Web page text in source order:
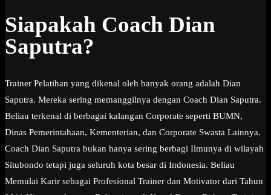
Siapakah Coach Dian
Saputra?
Trainer Pelatihan yang dikenal oleh banyak orang adalah Dian
Saputra. Mereka sering memanggilnya dengan Coach Dian Saputra.
Beliau terkenal di berbagai kalangan Corporate seperti BUMN,
Dinas Pemerintahaan, Kementerian, dan Corporate Swasta Lainnya.
Coach Dian Saputra bukan hanya sering berbagi Ilmunya di wilayah
Situbondo tetapi juga seluruh kota besar di Indonesia. Beliau
Memulai Karir sebagai Profesional Trainer dan Motivator dari Tahun